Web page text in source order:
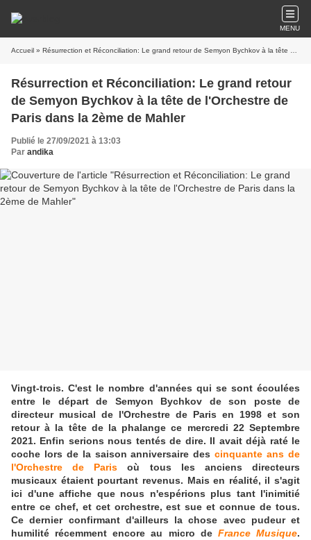
MENU
Accueil » Résurrection et Réconciliation: Le grand retour de Semyon Bychkov à la tête de l'Orchestre de Paris dans la 2ème de Mahler
Résurrection et Réconciliation: Le grand retour
de Semyon Bychkov à la tête de l'Orchestre de
Paris dans la 2ème de Mahler
Publié le 27/09/2021 à 13:03
Par andika
Vingt-trois. C'est le nombre d'années qui se sont écoulées
entre le départ de Semyon Bychkov de son poste de
directeur musical de l'Orchestre de Paris en 1998 et son
retour à la tête de la phalange ce mercredi 22 Septembre
2021. Enfin serions nous tentés de dire. Il avait déjà raté le
coche lors de la saison anniversaire descinquante ans de
l'Orchestre de Paris où tous les anciens directeurs
musicaux étaient pourtant revenus. Mais en réalité, il s'agit
ici d'une affiche que nous n'espérions plus tant l'inimitié
entre ce chef, et cet orchestre, est sue et connue de tous.
Ce dernier confirmant d'ailleurs la chose avec pudeur et
humilité récemment encore au micro de France Musique.